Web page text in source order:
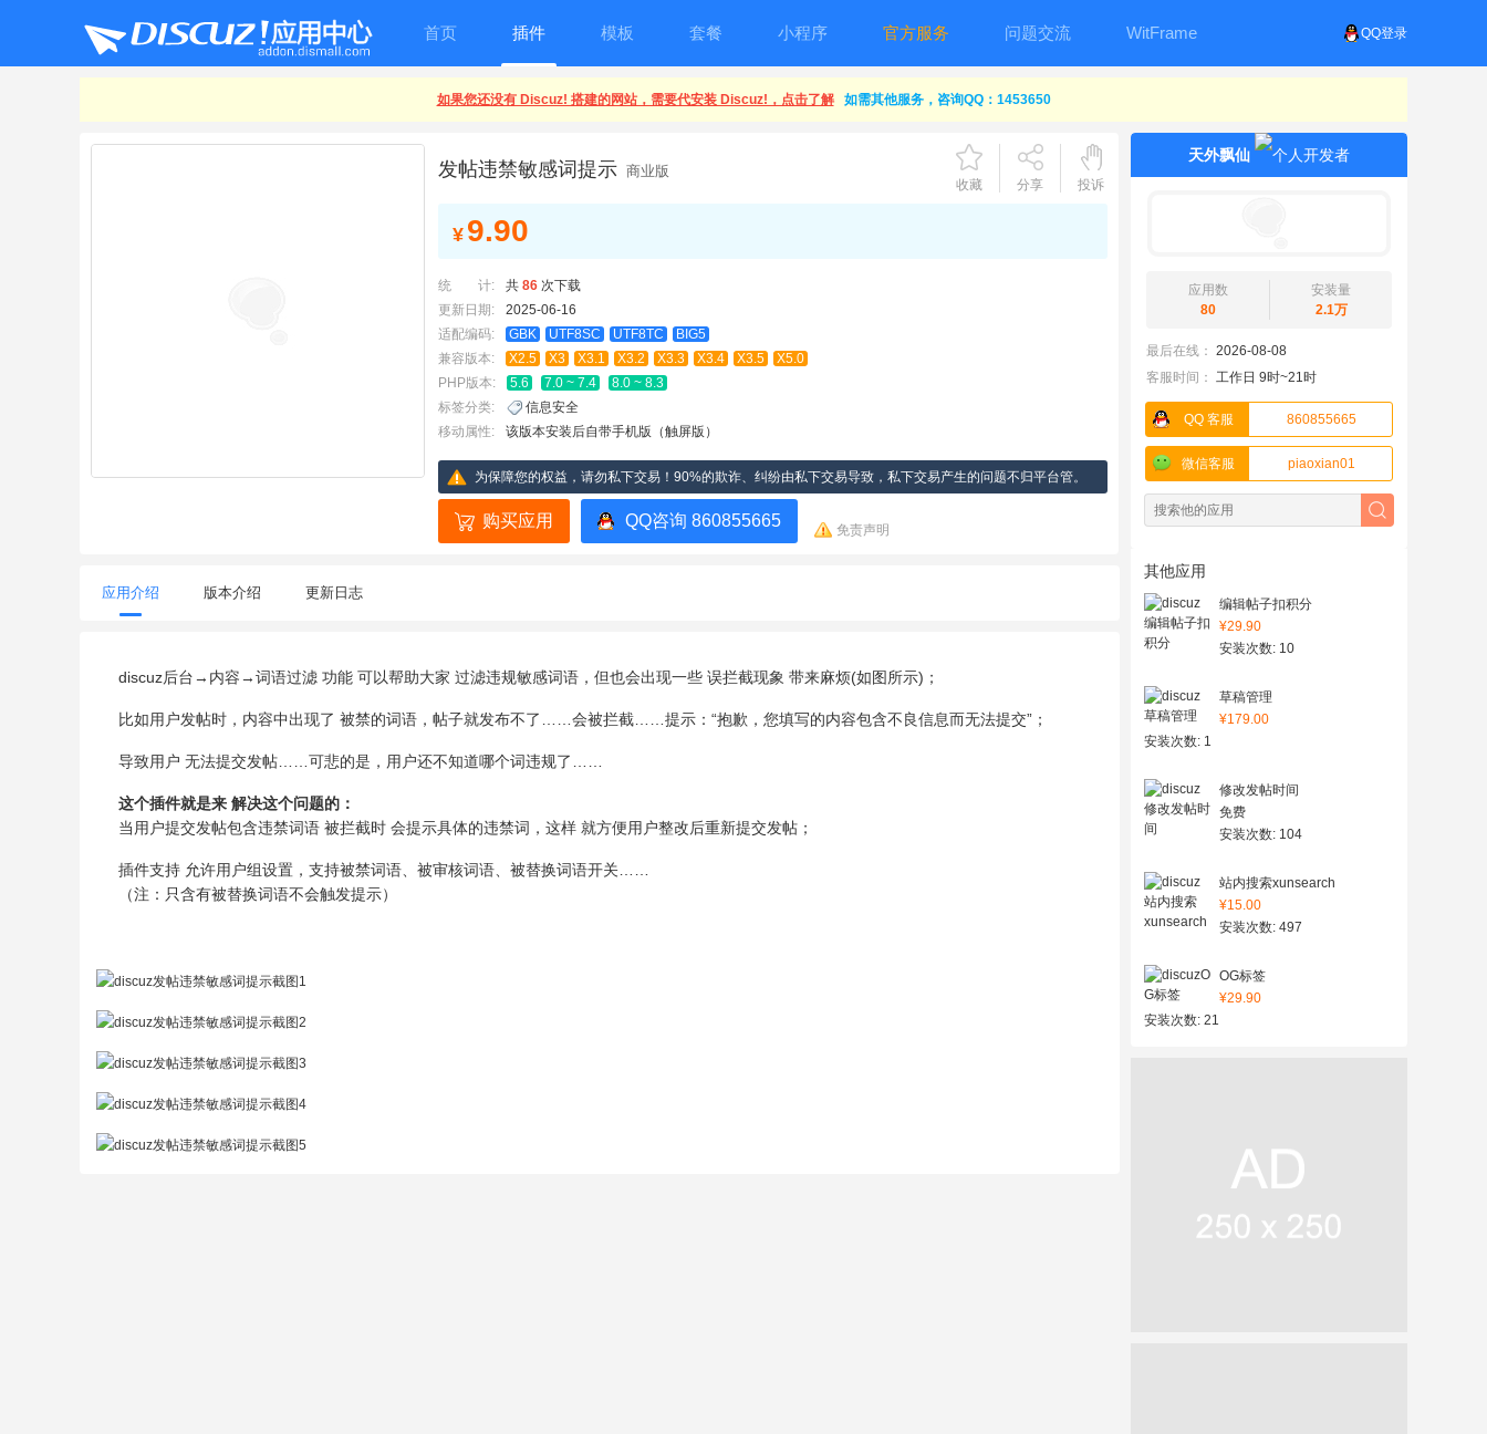
QQ登录
首页 插件 模板 套餐 小程序 官方服务 问题交流 WitFrame
如果您还没有 Discuz! 搭建的网站，需要代安装 Discuz!，点击了解 如需其他服务，咨询QQ：1453650
天外飘仙
应用数
80
安装量
2.1万
最后在线： 2026-08-08
客服时间： 工作日 9时~21时
QQ 客服 860855665
微信客服 piaoxian01
其他应用
编辑帖子扣积分
¥29.90
安装次数: 10
草稿管理
¥179.00
安装次数: 1
修改发帖时间
免费
安装次数: 104
站内搜索xunsearch
¥15.00
安装次数: 497
OG标签
¥29.90
安装次数: 21
发帖违禁敏感词提示 商业版
收藏 分享 投诉
¥ 9.90
统 计: 共 86 次下载
更新日期:
2025-06-16
适配编码:
GBK UTF8SC UTF8TC
BIG5
兼容版本:
X2.5 X3 X3.1 X3.2 X3.3 X3.4 X3.5
X5.0
PHP版本:
5.6 7.0 ~ 7.4
8.0 ~ 8.3
标签分类:
信息安全
移动属性:
该版本安装后自带手机版（触屏版）
为保障您的权益，请勿私下交易！90%的欺诈、纠纷由私下交易导致，私下交易产生的问题不归平台管。
购买应用 QQ咨询 860855665 免责声明
应用介绍 版本介绍 更新日志
discuz后台→内容→词语过滤 功能 可以帮助大家 过滤违规敏感词语，但也会出现一些 误拦截现象 带来麻烦(如图所示)；
比如用户发帖时，内容中出现了 被禁的词语，帖子就发布不了……会被拦截……提示：“抱歉，您填写的内容包含不良信息而无法提交”；
导致用户 无法提交发帖……可悲的是，用户还不知道哪个词违规了……
这个插件就是来 解决这个问题的：
当用户提交发帖包含违禁词语 被拦截时 会提示具体的违禁词，这样 就方便用户整改后重新提交发帖；
插件支持 允许用户组设置，支持被禁词语、被审核词语、被替换词语开关……
（注：只含有被替换词语不会触发提示）